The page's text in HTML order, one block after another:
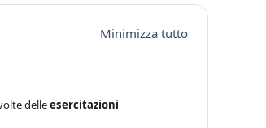
Minimizza tutto
delleesercitazioni